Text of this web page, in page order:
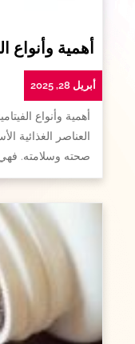
أهمية وأنواع
أبريل 28, 2025
أهمية وأنواع
العناصر الغذائية
صحته وسلامته.